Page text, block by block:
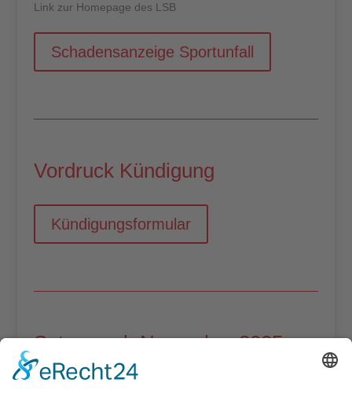
Link zur Homepage des LSB
Schadensanzeige Sportunfall
Vordruck Kündigung
Kündigungsformular
Satzung ab November 2025